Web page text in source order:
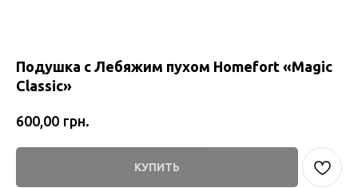
Подушка с Лебяжим пухом Homefort «Magic
Classic»
600,00 грн.
КУПИТЬ